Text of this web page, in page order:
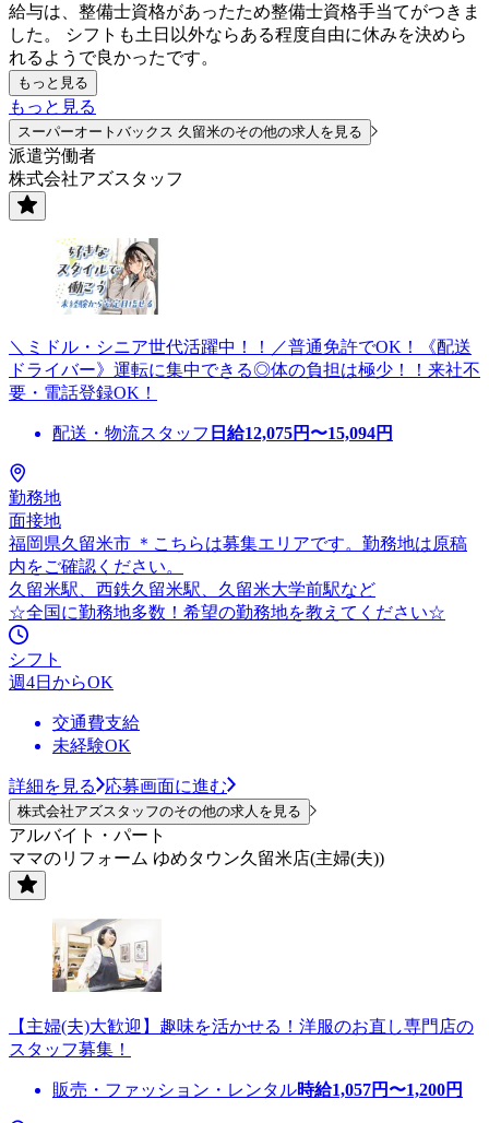
給与は、整備士資格があったため整備士資格手当てがつきま
した。 シフトも土日以外ならある程度自由に休みを決めら
れるようで良かったです。
もっと見る
もっと見る
スーパーオートバックス 久留米のその他の求人を見る
派遣労働者
株式会社アズスタッフ
＼ミドル・シニア世代活躍中！！／普通免許でOK！《配送
ドライバー》運転に集中できる◎体の負担は極少！！来社不
要・電話登録OK！
配送・物流スタッフ 日給12,075円〜15,094円
勤務地
面接地
福岡県久留米市 ＊こちらは募集エリアです。勤務地は原稿
内をご確認ください。
久留米駅、西鉄久留米駅、久留米大学前駅など
☆全国に勤務地多数！希望の勤務地を教えてください☆
シフト
週4日からOK
交通費支給
未経験OK
詳細を見る 応募画面に進む
株式会社アズスタッフのその他の求人を見る
アルバイト・パート
ママのリフォーム ゆめタウン久留米店(主婦(夫))
【主婦(夫)大歓迎】趣味を活かせる！洋服のお直し専門店の
スタッフ募集！
販売・ファッション・レンタル時給1,057円〜1,200円